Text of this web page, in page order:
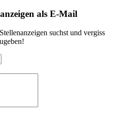
als E-Mail
suchst und vergiss